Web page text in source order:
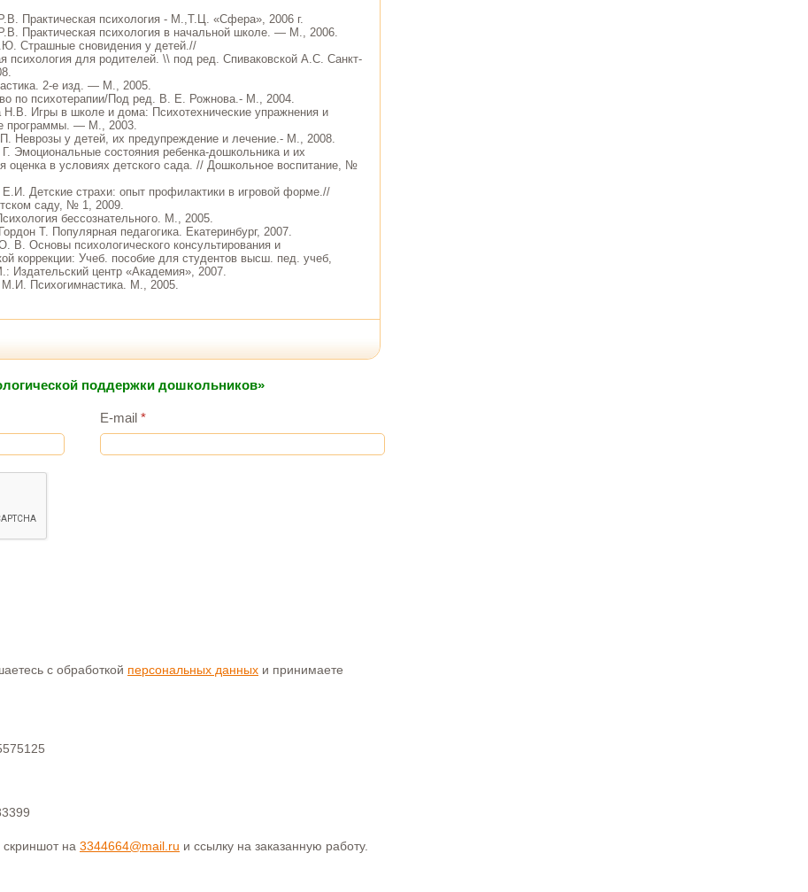
Практическая психология - М.,Т.Ц. «Сфера», 2006 г.
Практическая психология в начальной школе. — М., 2006.
Страшные сновидения у детей.//
психология для родителей. \\ под ред. Спиваковской А.С. Санкт-
2-е изд. — М., 2005.
по психотерапии/Под ред. В. Е. Рожнова.- М., 2004.
Н.В. Игры в школе и дома: Психотехнические упражнения и
программы. — М., 2003.
Неврозы у детей, их предупреждение и лечение.- М., 2008.
Эмоциональные состояния ребенка-дошкольника и их
оценка в условиях детского сада. // Дошкольное воспитание, №
Детские страхи: опыт профилактики в игровой форме.//
саду, № 1, 2009.
бессознательного. М., 2005.
Т. Популярная педагогика. Екатеринбург, 2007.
В. Основы психологического консультирования и
коррекции: Учеб. пособие для студентов высш. пед. учеб,
Издательский центр «Академия», 2007.
М.И. Психогимнастика. М., 2005.
поддержки дошкольников»
E-mail *
с обработкой персональных данных и принимаете
на 3344664@mail.ru и ссылку на заказанную работу.